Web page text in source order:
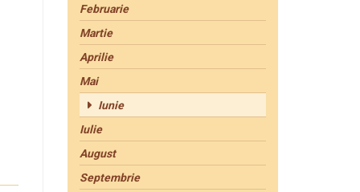
Februarie
Martie
Aprilie
Mai
Iunie
Iulie
August
Septembrie